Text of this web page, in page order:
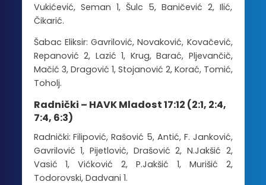
Vukićević, Seman 1, Šulc 5, Baničević 2, Ilić,
Čikarić.
Šabac Eliksir: Gavrilović, Novaković, Kovačević,
Repanović 2, Lazić 1, Krug, Barać, Pljevančič,
Mačić 3, Dragović 1, Stojanović 2, Korać, Tomić,
Toholj.
Radnički – HAVK Mladost 17:12 (2:1, 2:4,
7:4, 6:3)
Radnički: Filipović, Rašović 5, Antić, F. Janković,
Gavrilović 1, Pijetlović, Drašović 2, N.Jakšić 2,
Vasić 1, Vićković 2, P.Jakšić 1, Murišić 2,
Todorovski, Dadvani 1.